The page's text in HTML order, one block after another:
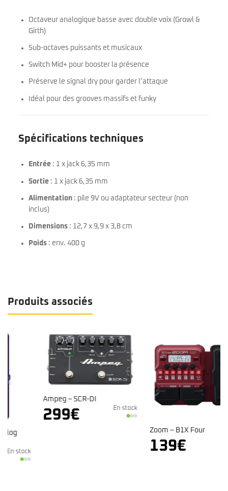
Octaveur analogique basse avec double voix (Growl &
Girth)
Sub-octaves puissants et musicaux
Switch Mid+ pour booster la présence
Préserve le signal dry pour garder l’attaque
Idéal pour des grooves massifs et funky
Spécifications techniques
Entrée : 1 x jack 6,35 mm
Sortie : 1 x jack 6,35 mm
Alimentation : pile 9V ou adaptateur secteur (non
inclus)
Dimensions : 12,7 x 9,9 x 3,8 cm
Poids : env. 400 g
Produits associés
Ampeg – SCR-DI
€
Zoom – B1X Four
€